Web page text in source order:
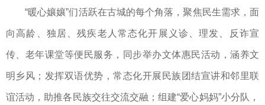
“暖心孃孃”们活跃在古城的每个角落，聚焦民生需求，面
向高龄、独居、残疾老人常态化开展义诊、理发、反诈宣
传、老年课堂等便民服务，同步举办文体惠民活动，涵养文
明乡风；发挥双语优势，常态化开展民族团结宣讲和邻里联
谊活动，助推各民族交往交流交融；组建“爱心妈妈”小分队，